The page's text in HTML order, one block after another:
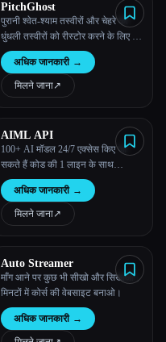
PitchGhost
पुरानी श्वेत-श्याम तस्वीरों और चेहरे की
धुंधली तस्वीरों को रीस्टोर करने के लिए AI
का इस्तेमाल करें।
अधिक जानकारी →
मिलने जाना↗︎
AIML API
100+ AI मॉडल 24/7 एक्सेस किए जा
सकते हैं कोड की 1 लाइन के साथ
OpenAI से ट्रांज़िशन
अधिक जानकारी →
मिलने जाना↗︎
Auto Streamer
माँग आने पर कुछ भी सीखो और सिखाओ।
मिनटों में कोर्स की वेबसाइट बनाओ।
अधिक जानकारी →